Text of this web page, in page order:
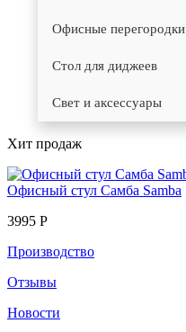
Офисные перегородки
Стол для диджеев
Свет и аксессуары
Хит продаж
Офисный стул Самба Samba
3995 Р
Производство
Отзывы
Новости